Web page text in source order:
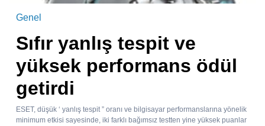
Genel
Sıfır yanlış tespit ve
yüksek performans ödül
getirdi
ESET, düşük ‘ yanlış tespit ” oranı ve bilgisayar performanslarına yönelik
minimum etkisi sayesinde, iki farklı bağımsız testten yine yüksek puanlar